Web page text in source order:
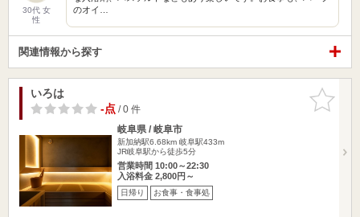
30代 女
性
のオイ…
関連情報から探す
お気に入
りに追加
いろは
-点/ 0 件
岐阜県 / 岐阜市
新加納駅6.68km 岐阜駅433m
JR岐阜駅から徒歩5分
営業時間 10:00～22:30
入浴料金 2,800円～
日帰り お食事・食事処